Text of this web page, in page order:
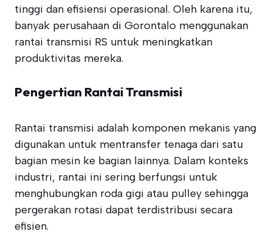
tinggi dan efisiensi operasional. Oleh karena itu,
banyak perusahaan di Gorontalo menggunakan
rantai transmisi RS untuk meningkatkan
produktivitas mereka.
Pengertian Rantai Transmisi
Rantai transmisi adalah komponen mekanis yang
digunakan untuk mentransfer tenaga dari satu
bagian mesin ke bagian lainnya. Dalam konteks
industri, rantai ini sering berfungsi untuk
menghubungkan roda gigi atau pulley sehingga
pergerakan rotasi dapat terdistribusi secara
efisien.